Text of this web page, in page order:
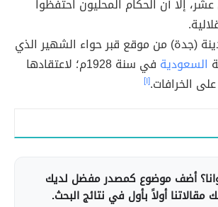
إلا أن الحكام المحليون احتفظوا
(جدة) من موقع قبر حواء الشهير الذي
السعودية
في سنة 1928م؛ لاعتقادها
الخرافات.[١]
أضف موضوع كمصدر مفضل لديك
أولاً بأول في نتائج البحث.